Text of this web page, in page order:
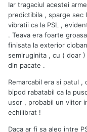
Iar tragaciul acestei
predictibila , sparge sec
vibratii ca la PSL ,
. Teava era foarte
finisata la exterior
semiruginita , cu ( doar
din pacate .
Remarcabil era si patul
bipod rabatabil ca la
usor , probabil un viitor
echilibrat !
Daca ar fi sa aleg intre